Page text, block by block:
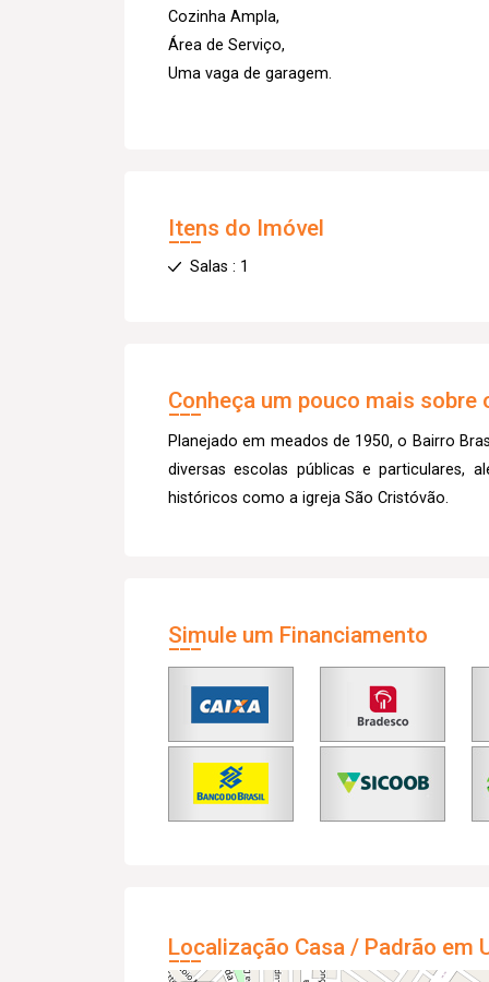
Cozinha Ampla,
Área de Serviço,
Uma vaga de garagem.
Itens do Imóvel
Salas : 1
Conheça um pouco mais sobre
Planejado em meados de 1950, o Bairro
diversas escolas públicas e particulares,
históricos como a igreja São Cristóvão.
Simule um Financiamento
Localização Casa / Padrão em